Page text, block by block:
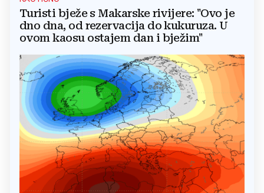
Turisti bježe s Makarske rivijere: "Ovo je
dno dna, od rezervacija do kukuruza. U
ovom kaosu ostajem dan i bježim"